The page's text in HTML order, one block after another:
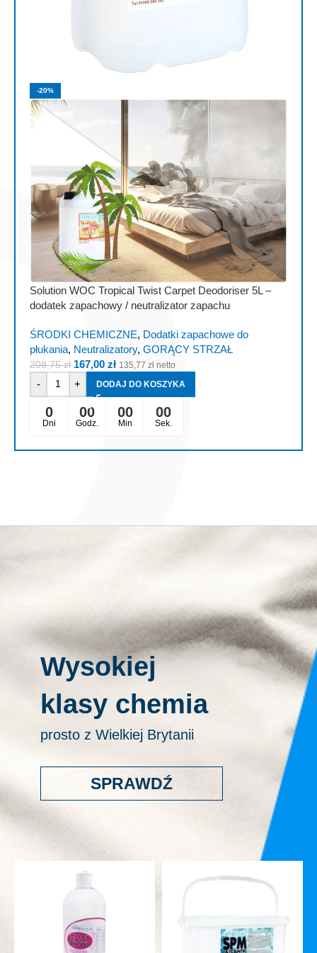
-20%
Solution WOC Tropical Twist Carpet Deodoriser 5L –
dodatek zapachowy / neutralizator zapachu
ŚRODKI CHEMICZNE, Dodatki zapachowe do
płukania, Neutralizatory, GORĄCY STRZAŁ
208,75zł 167,00 zł 135,77 zł netto
- + DODAJ DO KOSZYKA
0
Dni
00
Godz.
00
Min
00
Sek.
Wysokiej
klasy chemia
prosto z Wielkiej Brytanii
SPRAWDŹ